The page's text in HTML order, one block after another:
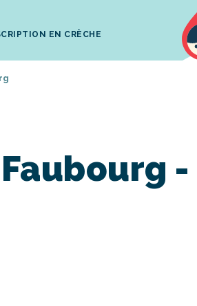
EN CRÈCHE
-